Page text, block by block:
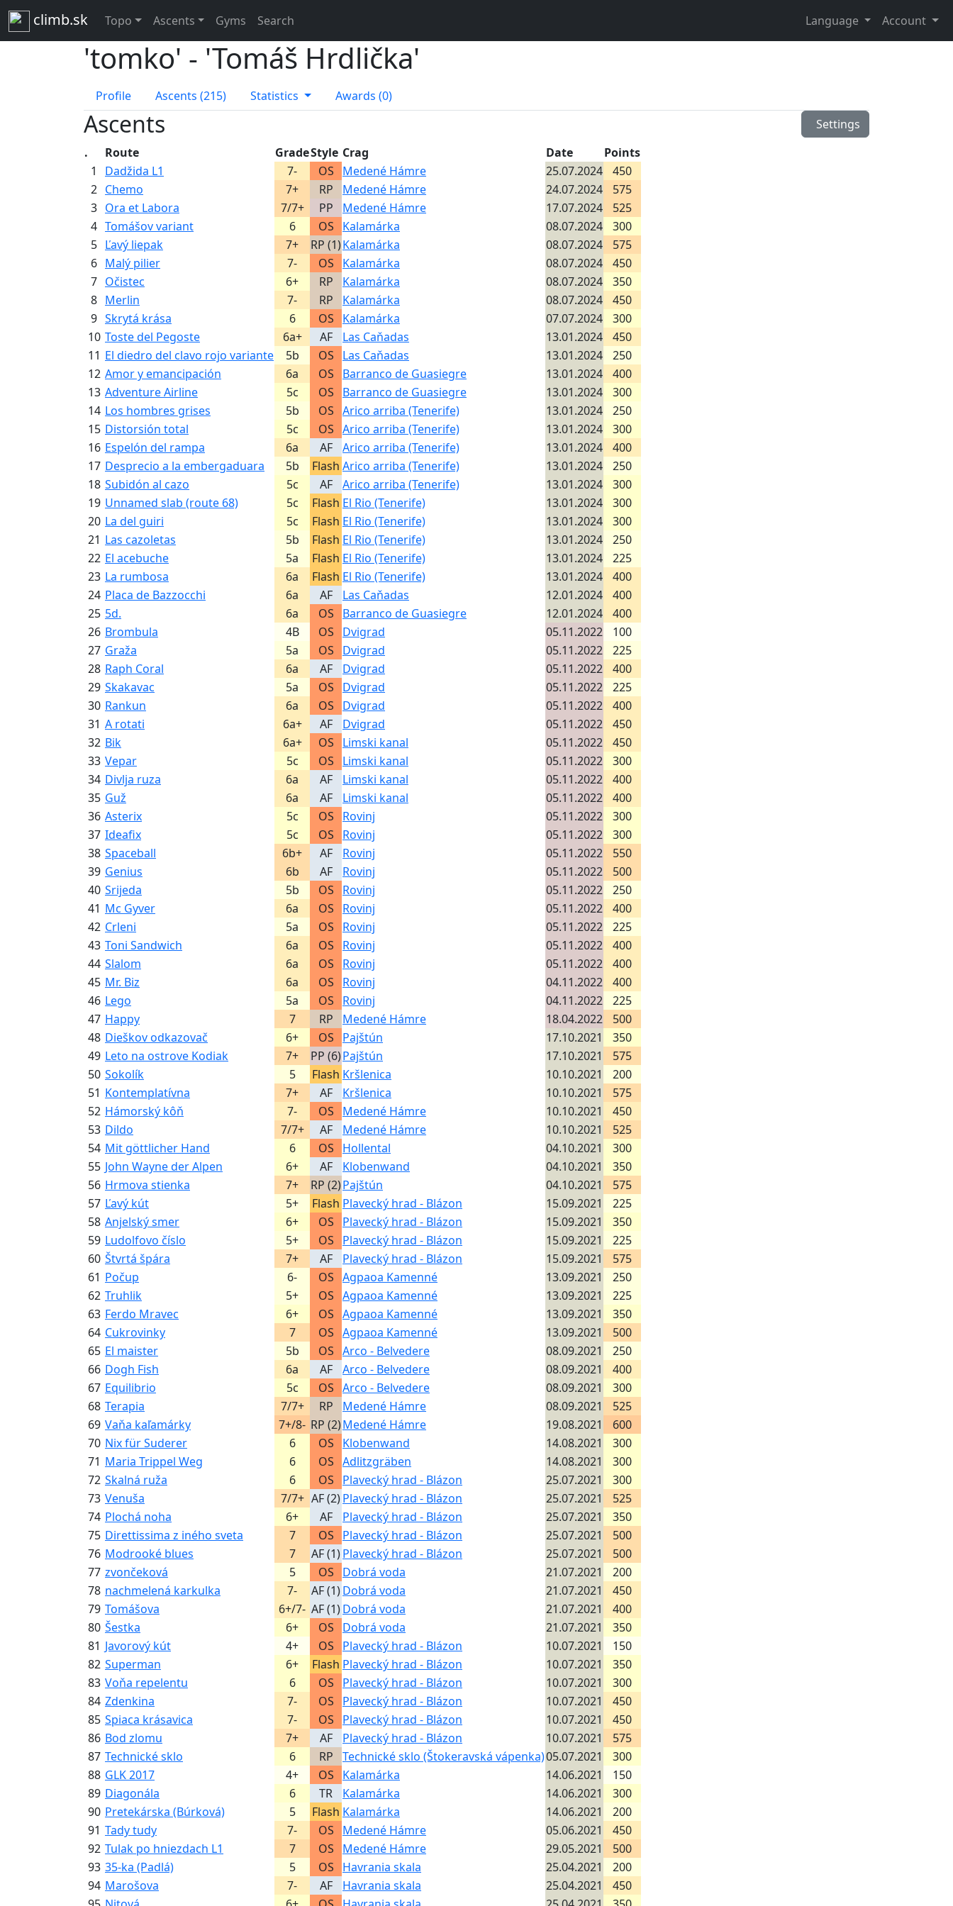
climb.sk Topo Ascents Gyms Search Language Account
'tomko' - 'Tomáš Hrdlička'
Profile Ascents (215) Statistics Awards (0)
Ascents
Settings
.
Route GradeStyle Crag Date
Points
1
Dadžida L1 7- OS Medené Hámre 25.07.2024
450
2 Chemo 7+ RP Medené Hámre 24.07.2024
575
3 Ora et Labora 7/7+ PP Medené Hámre 17.07.2024
525
4 Tomášov variant 6 OS Kalamárka 08.07.2024
300
5 Ľavý liepak 7+ RP (1)Kalamárka 08.07.2024
575
6 Malý pilier 7- OS Kalamárka 08.07.2024
450
7 Očistec 6+ RP Kalamárka 08.07.2024
350
8 Merlin 7- RP Kalamárka 08.07.2024
450
9 Skrytá krása 6 OS Kalamárka 07.07.2024
300
10 Toste del Pegoste 6a+ AF Las Caňadas 13.01.2024
450
11 El diedro del clavo rojo variante 5b OS Las Caňadas 13.01.2024
250
12 Amor y emancipación 6a OS Barranco de Guasiegre 13.01.2024
400
13 Adventure Airline 5c OS Barranco de Guasiegre 13.01.2024
300
14 Los hombres grises 5b OS Arico arriba (Tenerife) 13.01.2024
250
15 Distorsión total 5c OS Arico arriba (Tenerife) 13.01.2024
300
16 Espelón del rampa 6a AF Arico arriba (Tenerife) 13.01.2024
400
17 Desprecio a la embergaduara 5b Flash Arico arriba (Tenerife) 13.01.2024
250
18 Subidón al cazo 5c AF Arico arriba (Tenerife) 13.01.2024
300
19 Unnamed slab (route 68) 5c Flash El Rio (Tenerife) 13.01.2024
300
20 La del guiri 5c Flash El Rio (Tenerife) 13.01.2024
300
21 Las cazoletas 5b Flash El Rio (Tenerife) 13.01.2024
250
22 El acebuche 5a Flash El Rio (Tenerife) 13.01.2024
225
23 La rumbosa 6a Flash El Rio (Tenerife) 13.01.2024
400
24 Placa de Bazzocchi 6a AF Las Caňadas 12.01.2024
400
25 5d. 6a OS Barranco de Guasiegre 12.01.2024
400
26 Brombula 4B OS Dvigrad 05.11.2022
100
27 Graža 5a OS Dvigrad 05.11.2022
225
28 Raph Coral 6a AF Dvigrad 05.11.2022
400
29 Skakavac 5a OS Dvigrad 05.11.2022
225
30 Rankun 6a OS Dvigrad 05.11.2022
400
31 A rotati 6a+ AF Dvigrad 05.11.2022
450
32 Bik 6a+ OS Limski kanal 05.11.2022
450
33 Vepar 5c OS Limski kanal 05.11.2022
300
34 Divlja ruza 6a AF Limski kanal 05.11.2022
400
35 Guž 6a AF Limski kanal 05.11.2022
400
36 Asterix 5c OS Rovinj 05.11.2022
300
37 Ideafix 5c OS Rovinj 05.11.2022
300
38 Spaceball 6b+ AF Rovinj 05.11.2022
550
39 Genius 6b AF Rovinj 05.11.2022
500
40 Srijeda 5b OS Rovinj 05.11.2022
250
41 Mc Gyver 6a OS Rovinj 05.11.2022
400
42 Crleni 5a OS Rovinj 05.11.2022
225
43 Toni Sandwich 6a OS Rovinj 05.11.2022
400
44 Slalom 6a OS Rovinj 05.11.2022
400
45 Mr. Biz 6a OS Rovinj 04.11.2022
400
46 Lego 5a OS Rovinj 04.11.2022
225
47 Happy 7 RP Medené Hámre 18.04.2022
500
48 Dieškov odkazovač 6+ OS Pajštún 17.10.2021
350
49 Leto na ostrove Kodiak 7+ PP (6)Pajštún 17.10.2021
575
50 Sokolík 5 Flash Kršlenica 10.10.2021
200
51 Kontemplatívna 7+ AF Kršlenica 10.10.2021
575
52 Hámorský kôň 7- OS Medené Hámre 10.10.2021
450
53 Dildo 7/7+ AF Medené Hámre 10.10.2021
525
54 Mit göttlicher Hand 6 OS Hollental 04.10.2021
300
55 John Wayne der Alpen 6+ AF Klobenwand 04.10.2021
350
56 Hrmova stienka 7+ RP (2)Pajštún 04.10.2021
575
57 Ľavý kút 5+ Flash Plavecký hrad - Blázon 15.09.2021
225
58 Anjelský smer 6+ OS Plavecký hrad - Blázon 15.09.2021
350
59 Ludolfovo číslo 5+ OS Plavecký hrad - Blázon 15.09.2021
225
60 Štvrtá špára 7+ AF Plavecký hrad - Blázon 15.09.2021
575
61 Počup 6- OS Agpaoa Kamenné 13.09.2021
250
62 Truhlik 5+ OS Agpaoa Kamenné 13.09.2021
225
63 Ferdo Mravec 6+ OS Agpaoa Kamenné 13.09.2021
350
64 Cukrovinky 7 OS Agpaoa Kamenné 13.09.2021
500
65 El maister 5b OS Arco - Belvedere 08.09.2021
250
66 Dogh Fish 6a AF Arco - Belvedere 08.09.2021
400
67 Equilibrio 5c OS Arco - Belvedere 08.09.2021
300
68 Terapia 7/7+ RP Medené Hámre 08.09.2021
525
69 Vaňa kaľamárky 7+/8- RP (2)Medené Hámre 19.08.2021
600
70 Nix für Suderer 6 OS Klobenwand 14.08.2021
300
71 Maria Trippel Weg 6 OS Adlitzgräben 14.08.2021
300
72 Skalná ruža 6 OS Plavecký hrad - Blázon 25.07.2021
300
73 Venuša 7/7+ AF (2)Plavecký hrad - Blázon 25.07.2021
525
74 Plochá noha 6+ AF Plavecký hrad - Blázon 25.07.2021
350
75 Direttissima z iného sveta 7 OS Plavecký hrad - Blázon 25.07.2021
500
76 Modrooké blues 7 AF (1)Plavecký hrad - Blázon 25.07.2021
500
77 zvončeková 5 OS Dobrá voda 21.07.2021
200
78 nachmelená karkulka 7- AF (1)Dobrá voda 21.07.2021
450
79 Tomášova 6+/7- AF (1)Dobrá voda 21.07.2021
400
80 Šestka 6+ OS Dobrá voda 21.07.2021
350
81 Javorový kút 4+ OS Plavecký hrad - Blázon 10.07.2021
150
82 Superman 6+ Flash Plavecký hrad - Blázon 10.07.2021
350
83 Voňa repelentu 6 OS Plavecký hrad - Blázon 10.07.2021
300
84 Zdenkina 7- OS Plavecký hrad - Blázon 10.07.2021
450
85 Spiaca krásavica 7- OS Plavecký hrad - Blázon 10.07.2021
450
86 Bod zlomu 7+ AF Plavecký hrad - Blázon 10.07.2021
575
87 Technické sklo 6 RP Technické sklo (Štokeravská vápenka)05.07.2021
300
88 GLK 2017 4+ OS Kalamárka 14.06.2021
150
89 Diagonála 6 TR Kalamárka 14.06.2021
300
90 Pretekárska (Búrková) 5 Flash Kalamárka 14.06.2021
200
91 Tady tudy 7- OS Medené Hámre 05.06.2021
450
92 Tulak po hniezdach L1 7 OS Medené Hámre 29.05.2021
500
93 35-ka (Padlá) 5 OS Havrania skala 25.04.2021
200
94 Marošova 7- AF Havrania skala 25.04.2021
450